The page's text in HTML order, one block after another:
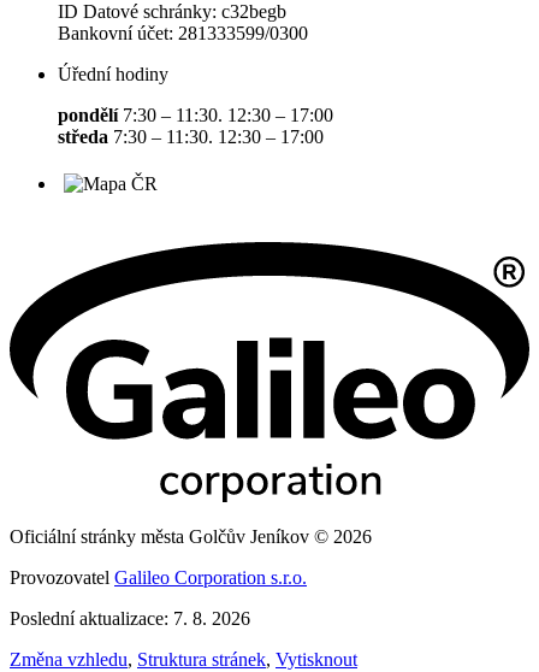
ID Datové schránky: c32begb
Bankovní účet: 281333599/0300
Úřední hodiny
pondělí7:30 – 11:30. 12:30 – 17:00
středa 7:30 – 11:30. 12:30 – 17:00
Oficiální stránky města Golčův Jeníkov © 2026
Provozovatel Galileo Corporation s.r.o.
Poslední aktualizace: 7. 8. 2026
Změna vzhledu, Struktura stránek, Vytisknout